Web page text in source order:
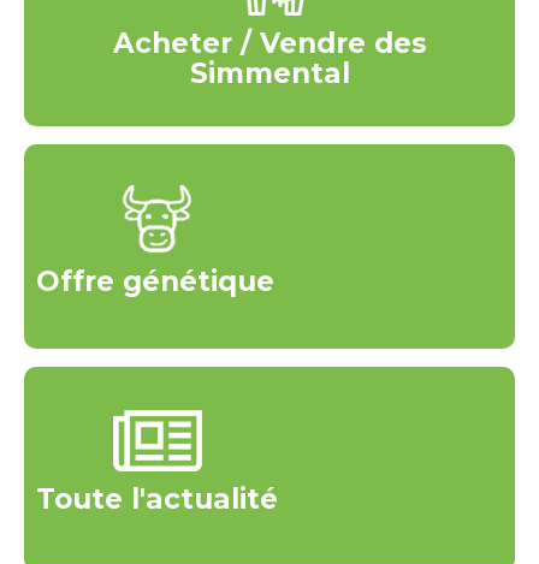
Acheter / Vendre des
Simmental
Offre génétique
Toute l'actualité